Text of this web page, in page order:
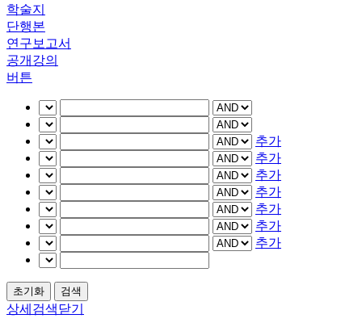
학술지
단행본
연구보고서
공개강의
버튼
추가
추가
추가
추가
추가
추가
추가
상세검색닫기